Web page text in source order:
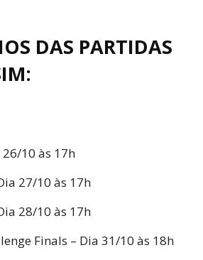
DAS PARTIDAS
10 às 17h
27/10 às 17h
28/10 às 17h
Finals – Dia 31/10 às 18h